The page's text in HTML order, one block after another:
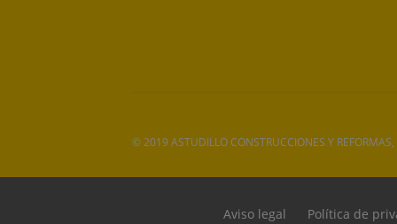
© 2019ASTUDILLO CONSTRUCCIONES Y REFORMAS,
Aviso legal Política de